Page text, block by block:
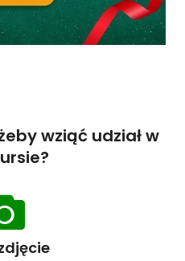
wziąć udział w